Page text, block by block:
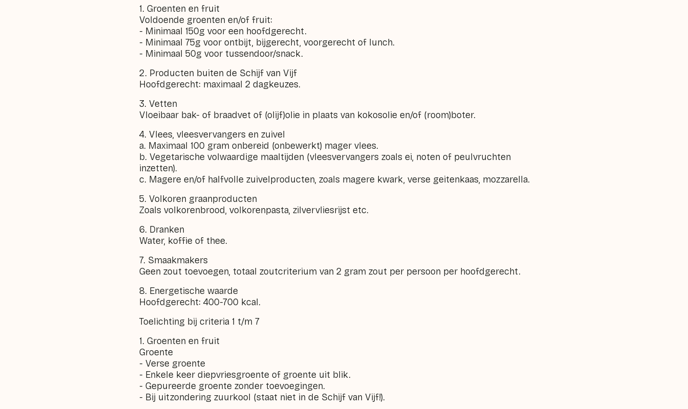
1. Groenten en fruit
Voldoende groenten en/of fruit:
- Minimaal 150g voor een hoofdgerecht.
- Minimaal 75g voor ontbijt, bijgerecht, voorgerecht of lunch.
- Minimaal 50g voor tussendoor/snack.
2. Producten buiten de Schijf van Vijf
Hoofdgerecht: maximaal 2 dagkeuzes.
3. Vetten
Vloeibaar bak- of braadvet of (olijf)olie in plaats van kokosolie en/of (room)boter.
4. Vlees, vleesvervangers en zuivel
a. Maximaal 100 gram onbereid (onbewerkt) mager vlees.
b. Vegetarische volwaardige maaltijden (vleesvervangers zoals ei, noten of peulvruchten
inzetten).
c. Magere en/of halfvolle zuivelproducten, zoals magere kwark, verse geitenkaas, mozzarella.
5. Volkoren graanproducten
Zoals volkorenbrood, volkorenpasta, zilvervliesrijst etc.
6. Dranken
Water, koffie of thee.
7. Smaakmakers
Geen zout toevoegen, totaal zoutcriterium van 2 gram zout per persoon per hoofdgerecht.
8. Energetische waarde
Hoofdgerecht: 400-700 kcal.
Toelichting bij criteria 1 t/m 7
1. Groenten en fruit
Groente
- Verse groente
- Enkele keer diepvriesgroente of groente uit blik.
- Gepureerde groente zonder toevoegingen.
- Bij uitzondering zuurkool (staat niet in de Schijf van Vijf!).